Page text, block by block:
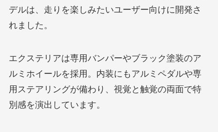
デルは、走りを楽しみたいユーザー向けに開発さ
れました。
エクステリアは専用バンパーやブラック塗装のア
ルミホイールを採用。内装にもアルミペダルや専
用ステアリングが備わり、視覚と触覚の両面で特
別感を演出しています。